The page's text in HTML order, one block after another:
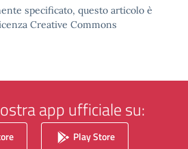
specificato, questo articolo è
Creative Commons
app ufficiale su:
Play Store